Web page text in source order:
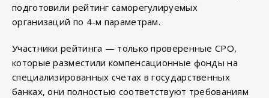
подготовили рейтинг саморегулируемых
организаций по 4-м параметрам.
Участники рейтинга — только проверенные СРО,
которые разместили компенсационные фонды на
специализированных счетах в государственных
банках, они полностью соответствуют требованиям